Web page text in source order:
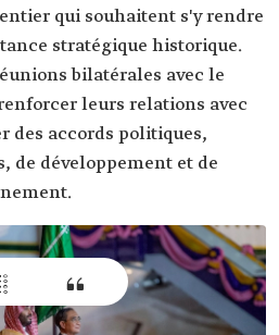
qui souhaitent s'y rendre
stratégique historique.
bilatérales avec le
leurs relations avec
des accords politiques,
de développement et de